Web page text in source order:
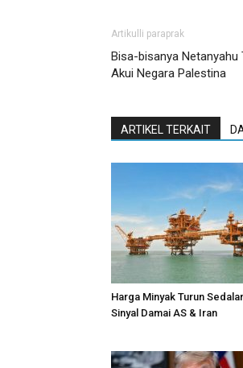
Artikulli paraprak
Bisa-bisanya Netanyahu
Akui Negara Palestina
ARTIKEL TERKAIT
Harga Minyak Turun
Sinyal Damai AS & Iran